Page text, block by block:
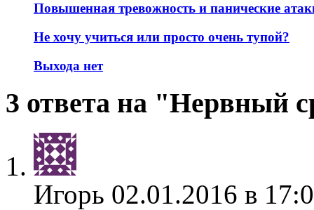
Повышенная тревожность и панические
Не хочу учиться или просто очень тупой?
Выхода нет
3 ответа на "Нервный
Игорь 02.01.2016 в